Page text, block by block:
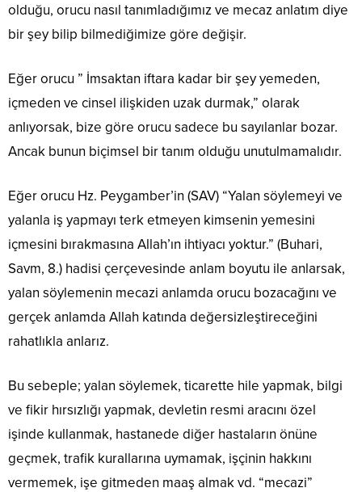
olduğu, orucu nasıl tanımladığımız ve mecaz anlatım diye
bir şey bilip bilmediğimize göre değişir.
Eğer orucu ” İmsaktan iftara kadar bir şey yemeden,
içmeden ve cinsel ilişkiden uzak durmak,” olarak
anlıyorsak, bize göre orucu sadece bu sayılanlar bozar.
Ancak bunun biçimsel bir tanım olduğu unutulmamalıdır.
Eğer orucu Hz. Peygamber’in (SAV) “Yalan söylemeyi ve
yalanla iş yapmayı terk etmeyen kimsenin yemesini
içmesini bırakmasına Allah’ın ihtiyacı yoktur.” (Buhari,
Savm, 8.) hadisi çerçevesinde anlam boyutu ile anlarsak,
yalan söylemenin mecazi anlamda orucu bozacağını ve
gerçek anlamda Allah katında değersizleştireceğini
rahatlıkla anlarız.
Bu sebeple; yalan söylemek, ticarette hile yapmak, bilgi
ve fikir hırsızlığı yapmak, devletin resmi aracını özel
işinde kullanmak, hastanede diğer hastaların önüne
geçmek, trafik kurallarına uymamak, işçinin hakkını
vermemek, işe gitmeden maaş almak vd. “mecazi”